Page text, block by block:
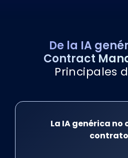
De la IA
Contract
Principales
La IA genérica no